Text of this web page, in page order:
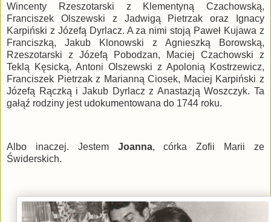
Wincenty Rzeszotarski z Klementyną Czachowską,
Franciszek Olszewski z Jadwigą Pietrzak oraz Ignacy
Karpiński z Józefą Dyrlacz. A za nimi stoją Paweł Kujawa z
Franciszką, Jakub Klonowski z Agnieszką Borowską,
Rzeszotarski z Józefą Pobodzan, Maciej Czachowski z
Teklą Kęsicką, Antoni Olszewski z Apolonią Kostrzewicz,
Franciszek Pietrzak z Marianną Ciosek, Maciej Karpiński z
Józefą Rączką i Jakub Dyrlacz z Anastazją Woszczyk. Ta
gałąź rodziny jest udokumentowana do 1744 roku.
Albo inaczej. Jestem Joanna, córka Zofii Marii ze
Świderskich.